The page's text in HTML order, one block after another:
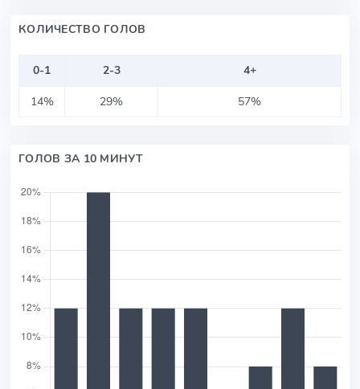
КОЛИЧЕСТВО ГОЛОВ
0-1 2-3
4+
14%
29% 57%
ГОЛОВ ЗА 10 МИНУТ